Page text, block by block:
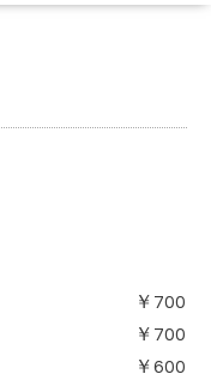
￥700
￥700
￥600